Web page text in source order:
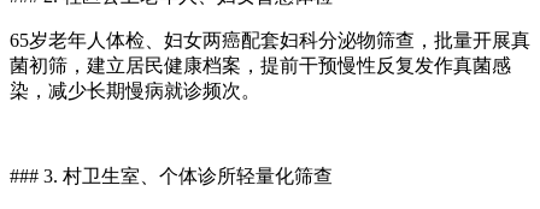
65岁老年人体检、妇女两癌配套妇科分泌物筛查，批量开展真
菌初筛，建立居民健康档案，提前干预慢性反复发作真菌感
染，减少长期慢病就诊频次。
### 3. 村卫生室、个体诊所轻量化筛查